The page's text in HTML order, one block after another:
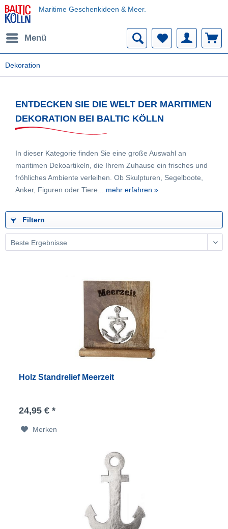
Maritime Geschenkideen & Meer.
Menü
Dekoration
ENTDECKEN SIE DIE WELT DER MARITIMEN
DEKORATION BEI BALTIC KÖLLN
In dieser Kategorie finden Sie eine große Auswahl an
maritimen Dekoartikeln, die Ihrem Zuhause ein frisches und
fröhliches Ambiente verleihen. Ob Skulpturen, Segelboote,
Anker, Figuren oder Tiere... mehr erfahren »
Filtern
Holz Standrelief Meerzeit
24,95 € *
Merken